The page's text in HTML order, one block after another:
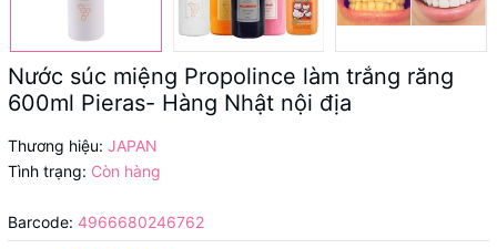
Nước súc miệng Propolince làm trắng răng
600ml Pieras- Hàng Nhật nội địa
Thương hiệu: JAPAN
Tình trạng: Còn hàng
Barcode: 4966680246762